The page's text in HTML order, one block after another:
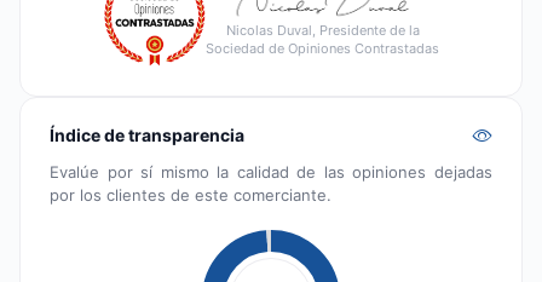
Nicolas Duval, Presidente de la
Sociedad de Opiniones Contrastadas
Índice de transparencia
Evalúe por sí mismo la calidad de las opiniones dejadas
por los clientes de este comerciante.